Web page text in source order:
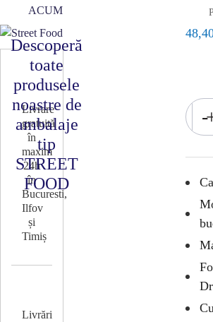
Descoperă
toate
produsele
noastre de
ambalaje
tip
STREET
FOOD
ACUM
Livrare
gratuită
în
maxim
24h
în
Bucuresti,
Ilfov
și
Timiș
Livrări
-